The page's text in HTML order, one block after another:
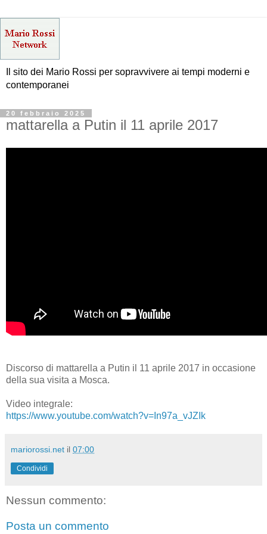
Il sito dei Mario Rossi per sopravvivere ai tempi moderni e
contemporanei
20 febbraio 2025
mattarella a Putin il 11 aprile 2017
Discorso di mattarella a Putin il 11 aprile 2017 in occasione
della sua visita a Mosca.
Video integrale:
https://www.youtube.com/watch?v=In97a_vJZIk
mariorossi.net il 07:00
Condividi
Nessun commento:
Posta un commento